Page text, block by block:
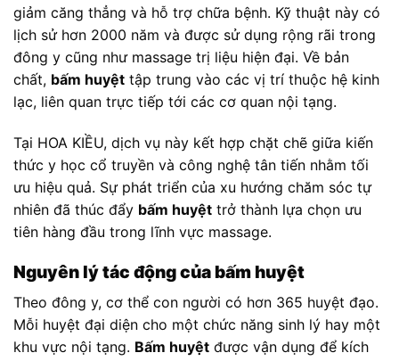
giảm căng thẳng và hỗ trợ chữa bệnh. Kỹ thuật này có
lịch sử hơn 2000 năm và được sử dụng rộng rãi trong
đông y cũng như massage trị liệu hiện đại. Về bản
chất, bấm huyệt tập trung vào các vị trí thuộc hệ kinh
lạc, liên quan trực tiếp tới các cơ quan nội tạng.
Tại HOA KIỀU, dịch vụ này kết hợp chặt chẽ giữa kiến
thức y học cổ truyền và công nghệ tân tiến nhằm tối
ưu hiệu quả. Sự phát triển của xu hướng chăm sóc tự
nhiên đã thúc đẩy bấm huyệt trở thành lựa chọn ưu
tiên hàng đầu trong lĩnh vực massage.
Nguyên lý tác động của bấm huyệt
Theo đông y, cơ thể con người có hơn 365 huyệt đạo.
Mỗi huyệt đại diện cho một chức năng sinh lý hay một
khu vực nội tạng. Bấm huyệt được vận dụng để kích